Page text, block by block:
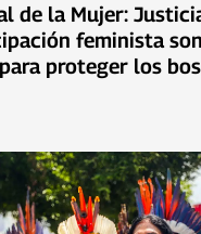
de la Mujer:
feminista son
proteger los